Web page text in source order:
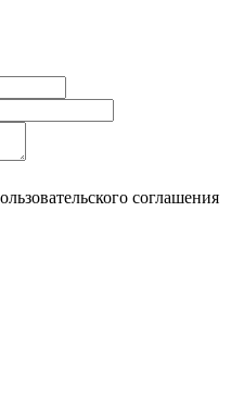
соглашения